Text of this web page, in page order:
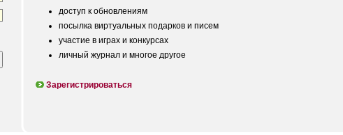
доступ к обновлениям
посылка виртуальных подарков и писем
участие в играх и конкурсах
личный журнал и многое другое
Зарегистрироваться